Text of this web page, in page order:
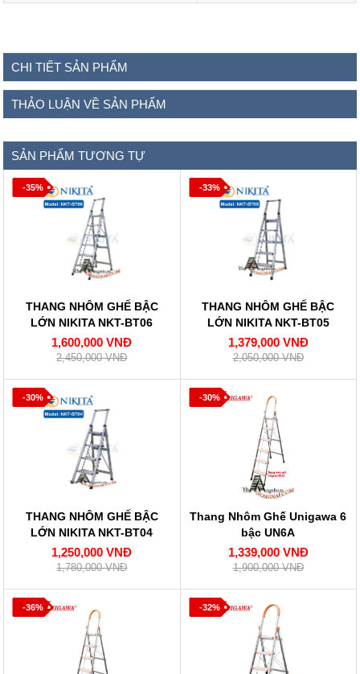
CHI TIẾT SẢN PHẨM
THẢO LUẬN VỀ SẢN PHẨM
SẢN PHẨM TƯƠNG TỰ
-35%
THANG NHÔM GHẾ BẬC
LỚN NIKITA NKT-BT06
1,600,000 VNĐ
2,450,000 VNĐ
-33%
THANG NHÔM GHẾ BẬC
LỚN NIKITA NKT-BT05
1,379,000 VNĐ
2,050,000 VNĐ
-30%
THANG NHÔM GHẾ BẬC
LỚN NIKITA NKT-BT04
1,250,000 VNĐ
1,780,000 VNĐ
-30%
Thang Nhôm Ghế Unigawa 6
bậc UN6A
1,339,000 VNĐ
1,900,000 VNĐ
-36% -32%